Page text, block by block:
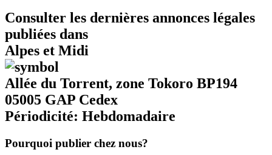
Consulter les dernières annonces légales
publiées dans
Alpes et Midi
Allée du Torrent, zone Tokoro BP194
05005 GAP Cedex
Périodicité: Hebdomadaire
Pourquoi publier chez nous?